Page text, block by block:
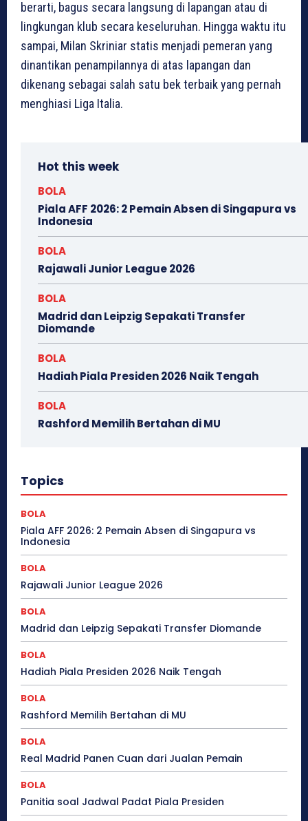
berarti, bagus secara langsung di lapangan atau di
lingkungan klub secara keseluruhan. Hingga waktu itu
sampai, Milan Skriniar statis menjadi pemeran yang
dinantikan penampilannya di atas lapangan dan
dikenang sebagai salah satu bek terbaik yang pernah
menghiasi Liga Italia.
Hot this week
BOLA
Piala AFF 2026: 2 Pemain Absen di Singapura vs
Indonesia
BOLA
Rajawali Junior League 2026
BOLA
Madrid dan Leipzig Sepakati Transfer
Diomande
BOLA
Hadiah Piala Presiden 2026 Naik Tengah
BOLA
Rashford Memilih Bertahan di MU
Topics
BOLA
Piala AFF 2026: 2 Pemain Absen di Singapura vs
Indonesia
BOLA
Rajawali Junior League 2026
BOLA
Madrid dan Leipzig Sepakati Transfer Diomande
BOLA
Hadiah Piala Presiden 2026 Naik Tengah
BOLA
Rashford Memilih Bertahan di MU
BOLA
Real Madrid Panen Cuan dari Jualan Pemain
BOLA
Panitia soal Jadwal Padat Piala Presiden